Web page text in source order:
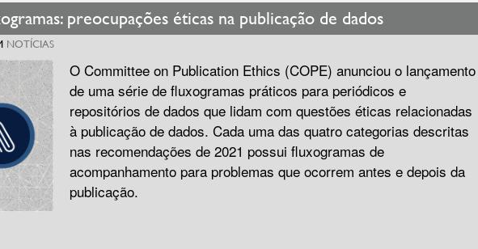
preocupações éticas na publicação de dados
NOTÍCIAS
O Committee on Publication Ethics (COPE) anunciou o lançamento
de uma série de fluxogramas práticos para periódicos e
repositórios de dados que lidam com questões éticas relacionadas
à publicação de dados. Cada uma das quatro categorias descritas
nas recomendações de 2021 possui fluxogramas de
acompanhamento para problemas que ocorrem antes e depois da
publicação.